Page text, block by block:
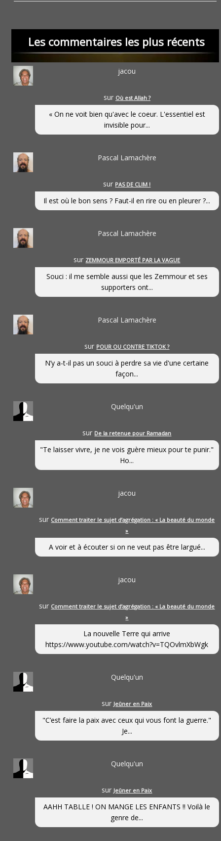
Les commentaires les plus récents
jacou
sur Où est Allah ?
« On ne voit bien qu'avec le coeur. L'essentiel est
invisible pour...
Pascal Lamachère
sur PAS DE CLIM !
Il est où le bon sens ? Faut-il en rire ou en pleurer ?...
Pascal Lamachère
sur ZEMMOUR EMPORTÉ PAR LA VAGUE
Souci : il me semble aussi que les Zemmour et ses
supporters ont...
Pascal Lamachère
sur POUR OU CONTRE TIKTOK ?
N’y a-t-il pas un souci à perdre sa vie d'une certaine
façon...
Quelqu'un
sur De la retenue pour Ramadan
"Te laisser vivre, je ne vois guère mieux pour te punir."
Ho...
jacou
sur Comment traiter le sujet d’agrégation : « La beauté du monde
»
A voir et à écouter si on ne veut pas être largué...
jacou
sur Comment traiter le sujet d’agrégation : « La beauté du monde
»
La nouvelle Terre qui arrive
https://www.youtube.com/watch?v=TQOvlmXbWgk
Quelqu'un
sur Jeûner en Paix
"C’est faire la paix avec ceux qui vous font la guerre."
Je...
Quelqu'un
sur Jeûner en Paix
AAHH TABLLE ! ON MANGE LES ENFANTS !! Voilà le
genre de...